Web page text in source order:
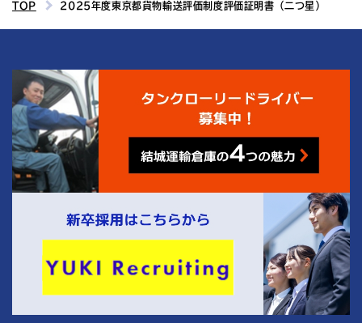
TOP 2025年度東京都貨物輸送評価制度評価証明書（二つ星）
結城運輸倉庫の 4